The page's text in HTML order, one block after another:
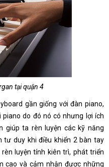
tại quận 4
gần giống với đàn piano,
do đó nó có nhưng lợi ích
giúp ta rèn luyện các kỹ năng
tư duy khi điều khiển 2 bàn tay
luyện tính kiên trì, phát triển
cao và cảm nhận được những